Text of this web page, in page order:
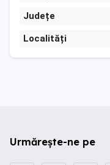
Județe
Localități
Urmărește-ne pe